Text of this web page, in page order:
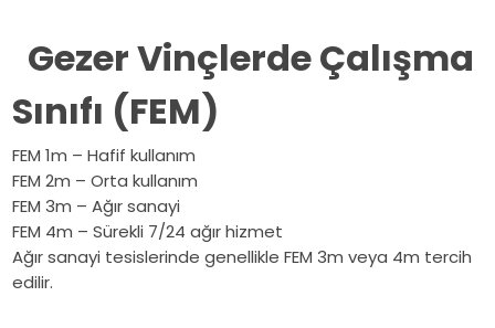
Gezer Vinçlerde Çalışma
Sınıfı (FEM)
FEM 1m – Hafif kullanım
FEM 2m – Orta kullanım
FEM 3m – Ağır sanayi
FEM 4m – Sürekli 7/24 ağır hizmet
Ağır sanayi tesislerinde genellikle FEM 3m veya 4m tercih
edilir.